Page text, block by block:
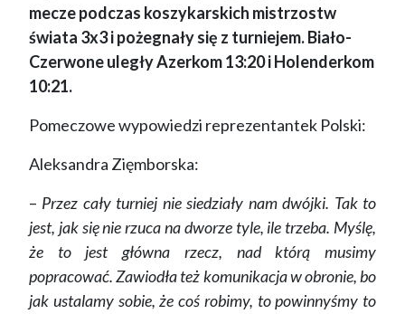
mecze podczas koszykarskich mistrzostw
świata 3x3 i pożegnały się z turniejem. Biało-
Czerwone uległy Azerkom 13:20 i Holenderkom
10:21.
Pomeczowe wypowiedzi reprezentantek Polski:
Aleksandra Zięmborska:
– Przez cały turniej nie siedziały nam dwójki. Tak to
jest, jak się nie rzuca na dworze tyle, ile trzeba. Myślę,
że to jest główna rzecz, nad którą musimy
popracować. Zawiodła też komunikacja w obronie, bo
jak ustalamy sobie, że coś robimy, to powinnyśmy to